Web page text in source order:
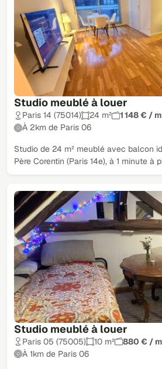
Studio meublé à louer
Paris 14 (75014) 24 m²
1 148 € /
À 2km de Paris 06
Studio de 24 m² meublé avec balcon
Père Corentin (Paris 14e), à 1 minute à
Studio meublé à louer
Paris 05 (75005) 10 m²
880 € /
À 1km de Paris 06